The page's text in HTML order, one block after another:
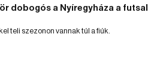
dobogós a Nyíregyháza a futsal
teli szezonon vannak túl a fiúk.